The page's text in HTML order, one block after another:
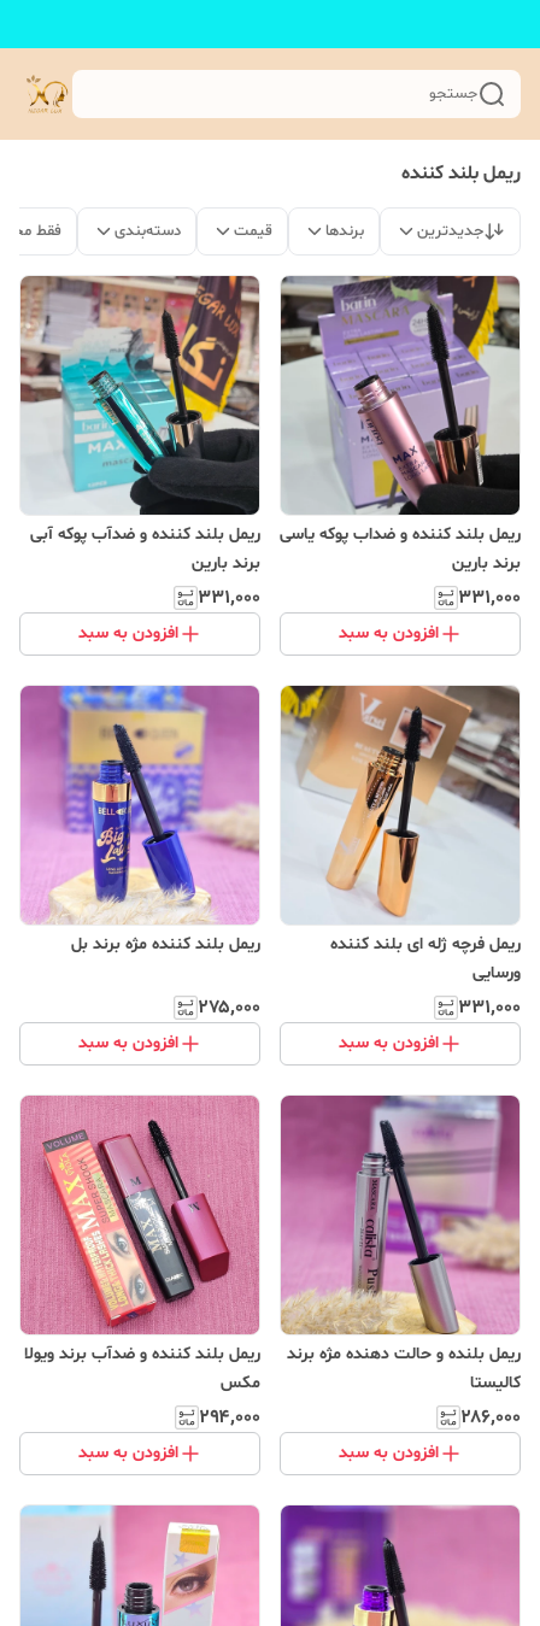
جستجو
ریمل بلند کننده
جدیدترین برندها قیمت دسته‌بندی فقط
ریمل بلند کننده و ضداب پوکه یاسی
برند بارین
۳۳۱٬۰۰۰
افزودن به سبد
ریمل بلند کننده و ضدآب پوکه آبی
برند بارین
۳۳۱٬۰۰۰
افزودن به سبد
ریمل فرچه ژله ای بلند کننده
ورسایی
۳۳۱٬۰۰۰
افزودن به سبد
ریمل بلند کننده مژه برند بل
۲۷۵٬۰۰۰
افزودن به سبد
ریمل بلنده و حالت دهنده مژه برند
کالیستا
۲۸۶٬۰۰۰
افزودن به سبد
ریمل بلند کننده و ضدآب برند ویولا
مکس
۲۹۴٬۰۰۰
افزودن به سبد